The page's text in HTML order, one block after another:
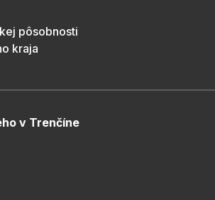
pôsobnosti
kraja
v Trenčíne